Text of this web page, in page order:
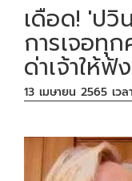
เดือด! 'ป
การเจอทุ
ด่าเจ้าให้ฟัง
13 เมษายน 2565 เวล